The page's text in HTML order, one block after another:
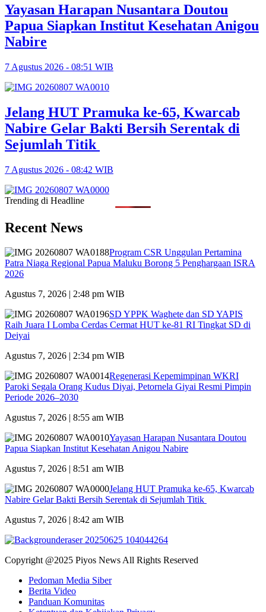
Yayasan Harapan Nusantara Doutou
Papua Siapkan Institut Kesehatan Anigou
Nabire
7 Agustus 2026 - 08:51 WIB
Jelang HUT Pramuka ke-65, Kwarcab
Nabire Gelar Bakti Bersih Serentak di
Sejumlah Titik
7 Agustus 2026 - 08:42 WIB
Trending di Headline
Recent News
Program CSR Unggulan Pertamina
Patra Niaga Regional Papua Maluku Borong 5 Penghargaan ISRA
2026
Agustus 7, 2026 | 2:48 pm WIB
SD YPPK Waghete dan SD YAPIS
Raih Juara I Lomba Cerdas Cermat HUT ke-81 RI Tingkat SD di
Deiyai
Agustus 7, 2026 | 2:34 pm WIB
Regenerasi Kepemimpinan WKRI
Paroki Segala Orang Kudus Diyai, Petornela Giyai Resmi Pimpin
Periode 2026–2030
Agustus 7, 2026 | 8:55 am WIB
Yayasan Harapan Nusantara Doutou
Papua Siapkan Institut Kesehatan Anigou Nabire
Agustus 7, 2026 | 8:51 am WIB
Jelang HUT Pramuka ke-65, Kwarcab
Nabire Gelar Bakti Bersih Serentak di Sejumlah Titik
Agustus 7, 2026 | 8:42 am WIB
Copyright @2025 Piyos News All Rights Reserved
Pedoman Media Siber
Berita Video
Panduan Komunitas